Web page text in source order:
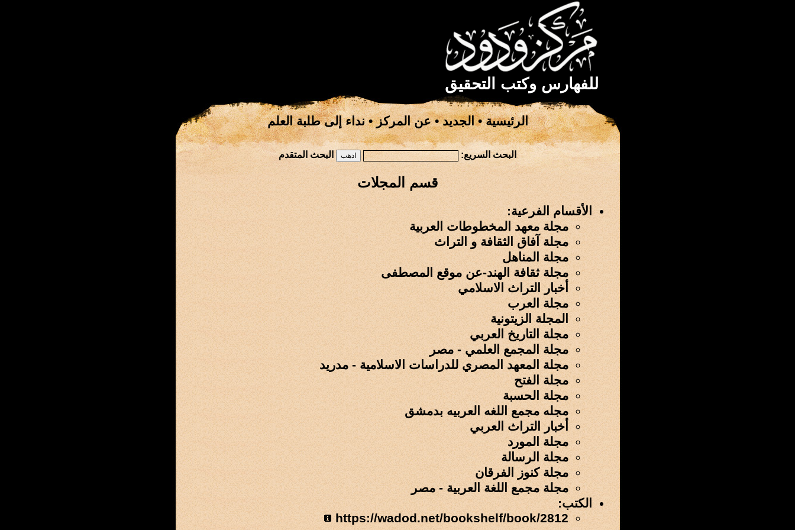
للفهارس وكتب التحقيق
الرئيسية•الجديد•عن المركز•نداء إلى طلبة العلم
البحث السريع: البحث المتقدم
قسم المجلات
الأقسام الفرعية:
مجلة معهد المخطوطات العربية
مجلة آفاق الثقافة و التراث
مجلة المناهل
مجلة ثقافة الهند-عن موقع المصطفى
أخبار التراث الاسلامي
مجلة العرب
المجلة الزيتونية
مجلة التاريخ العربي
مجلة المجمع العلمي - مصر
مجلة المعهد المصري للدراسات الاسلامية - مدريد
مجلة الفتح
مجلة الحسبة
مجله مجمع اللغه العربيه بدمشق
أخبار التراث العربي
مجلة المورد
مجلة الرسالة
مجلة كنوز الفرقان
مجلة مجمع اللغة العربية - مصر
الكتب:
https://wadod.net/bookshelf/book/2812